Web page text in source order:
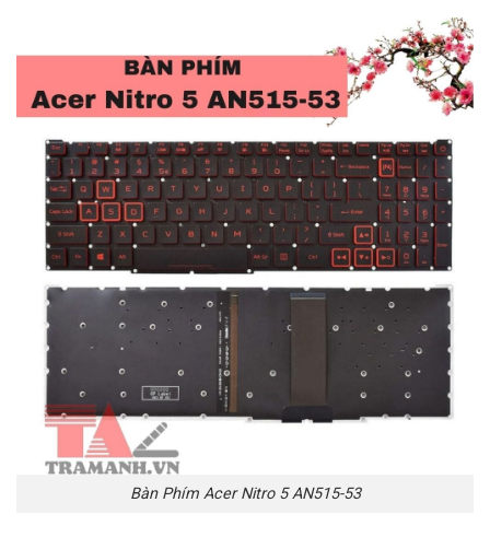
Bàn Phím Acer Nitro 5 AN515-53